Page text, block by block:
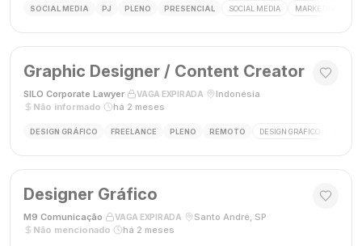
SOCIAL MEDIA PJ PLENO PRESENCIAL SOCIAL MEDIA MARKETING
Graphic Designer / Content Creator
SILO Corporate Lawyer VAGA EXPIRADA Indonésia
Não informado
há 2 meses
DESIGN GRÁFICO FREELANCE PLENO REMOTO DESIGN GRÁFICO
Designer Gráfico
M9 Comunicação VAGA EXPIRADA Santo André, SP
Não mencionado
há 2 meses